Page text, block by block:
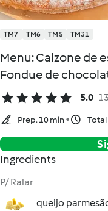
TM7 TM6 TM5 TM31
Menu: Calzone de
Fondue de
5.0
Prep. 10 min Total
Ingredients
P/ Ralar
queijo